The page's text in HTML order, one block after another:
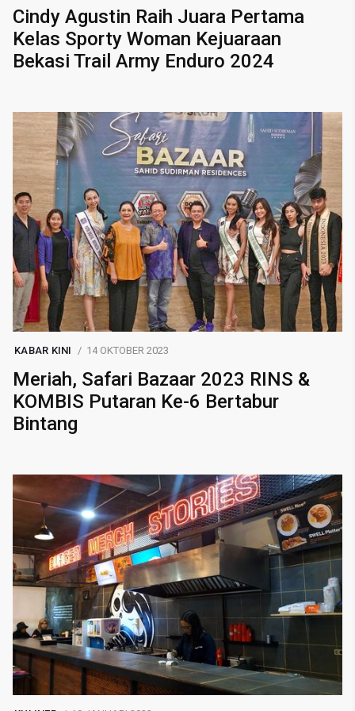
Cindy Agustin Raih Juara Pertama
Kelas Sporty Woman Kejuaraan
Bekasi Trail Army Enduro 2024
KABAR KINI 14 OKTOBER 2023
Meriah, Safari Bazaar 2023 RINS &
KOMBIS Putaran Ke-6 Bertabur
Bintang